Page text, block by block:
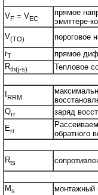
VF = VEC
прямое
эмиттере-
V(TO) пороговое
rT прямое
Rth(j-s) Тепловое
RRM
Qrr
заряд
Err
обратного
Rts
Ms